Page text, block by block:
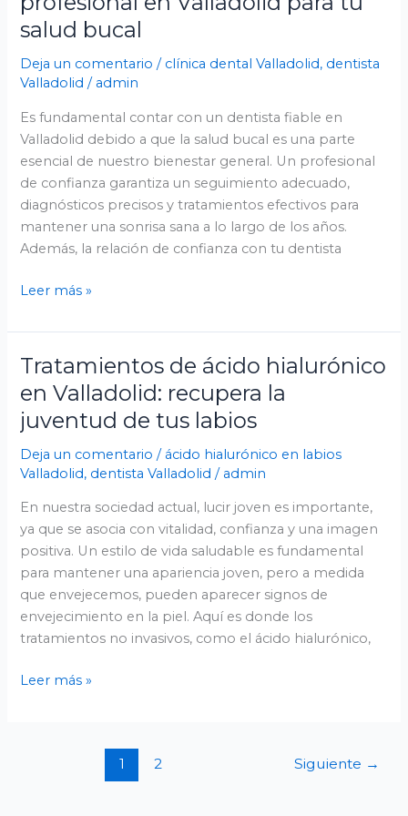
salud bucal
Deja un comentario / clínica dental Valladolid, dentista
Valladolid / admin
Es fundamental contar con un dentista fiable en
Valladolid debido a que la salud bucal es una parte
esencial de nuestro bienestar general. Un profesional
de confianza garantiza un seguimiento adecuado,
diagnósticos precisos y tratamientos efectivos para
mantener una sonrisa sana a lo largo de los años.
Además, la relación de confianza con tu dentista
Leer más »
Tratamientos de ácido hialurónico
en Valladolid: recupera la
juventud de tus labios
Deja un comentario / ácido hialurónico en labios
Valladolid, dentista Valladolid / admin
En nuestra sociedad actual, lucir joven es importante,
ya que se asocia con vitalidad, confianza y una imagen
positiva. Un estilo de vida saludable es fundamental
para mantener una apariencia joven, pero a medida
que envejecemos, pueden aparecer signos de
envejecimiento en la piel. Aquí es donde los
tratamientos no invasivos, como el ácido hialurónico,
Tratamientos
ácido
hialurónico
en
Valladolid:
la
juventud
de
tus
labios
Leer más »
1 2 Siguiente →